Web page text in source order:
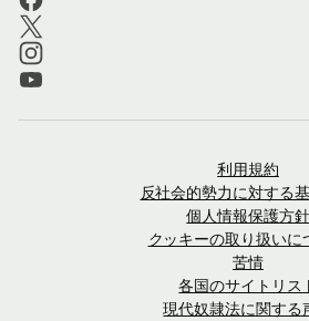
利用規約
反社会的勢力に対する
個人情報保護方針
クッキーの取り扱いに
苦情
各国のサイトリス
現代奴隷法に関する